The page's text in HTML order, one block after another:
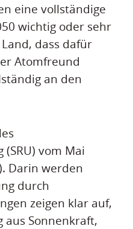
eine vollständige
wichtig oder sehr
dass dafür
Atomfreund
an den
vom Mai
Darin werden
durch
zeigen klar auf,
aus Sonnenkraft,